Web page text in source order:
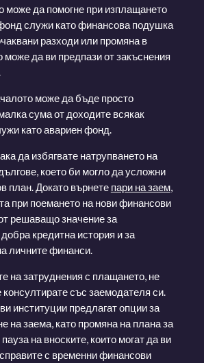
може да помогне при изплащането
служи като финансова подушка
разходи или промяна в
може да ви предпази от закъснения
може да бъде просто
сума от доходите всякак
като авариен фонд.
да избягвате натрупването на
което би могло да усложни
план. Докато върнете пари на заем,
при поемането на нови финансови
решаващо значение за
кредитна история и за
личните финанси.
на затруднения с плащането, не
консултирате със заемодателя си.
институции предлагат опции за
на заема, като промяна на плана за
на вноските, които могат да ви
с временни финансови